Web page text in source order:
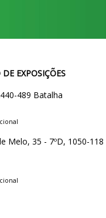
EXPOSIÇÕES
489 Batalha
Melo, 35 - 7ºD, 1050-118